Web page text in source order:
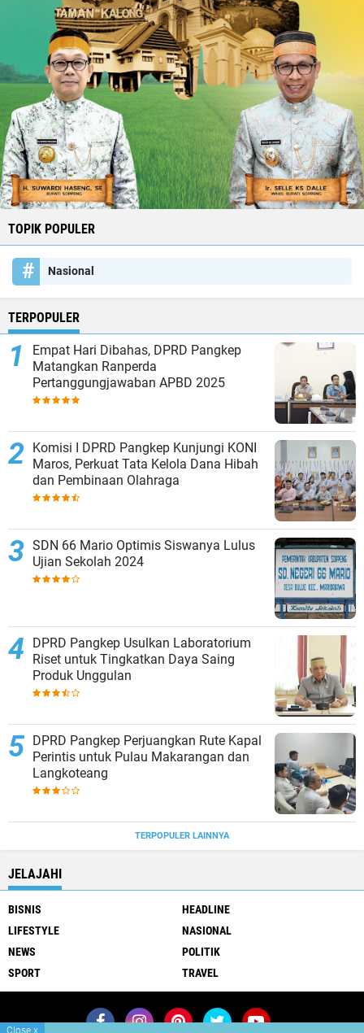
TOPIK POPULER
Nasional
TERPOPULER
Empat Hari Dibahas, DPRD Pangkep
Matangkan Ranperda
Pertanggungjawaban APBD 2025
Komisi I DPRD Pangkep Kunjungi KONI
Maros, Perkuat Tata Kelola Dana Hibah
dan Pembinaan Olahraga
SDN 66 Mario Optimis Siswanya Lulus
Ujian Sekolah 2024
DPRD Pangkep Usulkan Laboratorium
Riset untuk Tingkatkan Daya Saing
Produk Unggulan
DPRD Pangkep Perjuangkan Rute Kapal
Perintis untuk Pulau Makarangan dan
Langkoteang
TERPOPULER LAINNYA
JELAJAHI
BISNIS
HEADLINE
LIFESTYLE
NASIONAL
NEWS
POLITIK
SPORT
TRAVEL